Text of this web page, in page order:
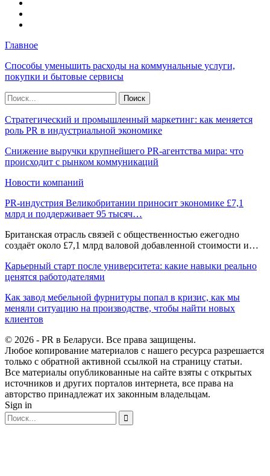
Главное
Способы уменьшить расходы на коммунальные услуги,
покупки и бытовые сервисы
Стратегический и промышленный маркетинг: как меняется
роль PR в индустриальной экономике
Снижение выручки крупнейшего PR-агентства мира: что
происходит с рынком коммуникаций
Новости компаний
PR-индустрия Великобритании приносит экономике £7,1
млрд и поддерживает 95 тысяч…
Британская отрасль связей с общественностью ежегодно
создаёт около £7,1 млрд валовой добавленной стоимости и…
Карьерный старт после университета: какие навыки реально
ценятся работодателями
Как завод мебельной фурнитуры попал в кризис, как мы
меняли ситуацию на производстве, чтобы найти новых
клиентов
© 2026 - PR в Беларуси. Все права защищены.
Любое копирование материалов с нашего ресурса разрешается
только с обратной активной ссылкой на страницу статьи.
Все материалы опубликованные на сайте взяты с открытых
источников и других порталов интернета, все права на
авторство принадлежат их законным владельцам.
Sign in